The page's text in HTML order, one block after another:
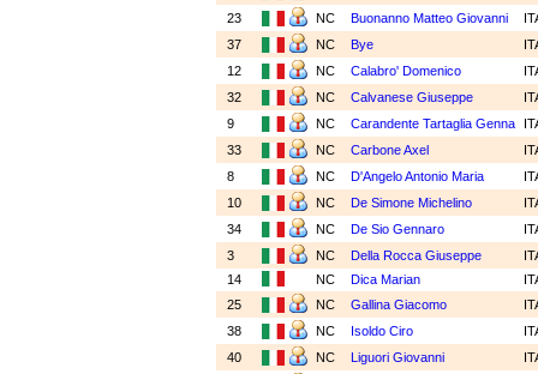
23
NC Buonanno Matteo Giovanni
37
NC Bye
12
NC Calabro' Domenico
32
NC Calvanese Giuseppe
9
NC Carandente Tartaglia Genna
33
NC Carbone Axel
8
NC D'Angelo Antonio Maria
10
NC De Simone Michelino
34
NC De Sio Gennaro
3
NC Della Rocca Giuseppe
14
NC Dica Marian
25
NC Gallina Giacomo
38
NC Isoldo Ciro
40
NC Liguori Giovanni